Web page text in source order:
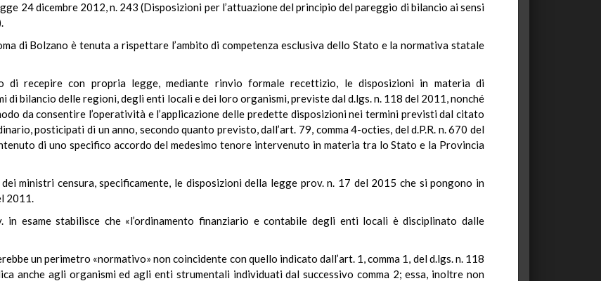
24 dicembre 2012, n. 243 (Disposizioni per l’attuazione del principio del pareggio di bilancio ai sensi
di Bolzano è tenuta a rispettare l’ambito di competenza esclusiva dello Stato e la normativa statale
di recepire con propria legge, mediante rinvio formale recettizio, le disposizioni in materia di
di bilancio delle regioni, degli enti locali e dei loro organismi, previste dal d.lgs. n. 118 del 2011, nonché
da consentire l’operatività e l’applicazione delle predette disposizioni nei termini previsti dal citato
posticipati di un anno, secondo quanto previsto, dall’art. 79, comma 4-octies, del d.P.R. n. 670 del
di uno specifico accordo del medesimo tenore intervenuto in materia tra lo Stato e la Provincia
ministri censura, specificamente, le disposizioni della legge prov. n. 17 del 2015 che si pongono in
2011.
in esame stabilisce che «l’ordinamento finanziario e contabile degli enti locali è disciplinato dalle
un perimetro «normativo» non coincidente con quello indicato dall’art. 1, comma 1, del d.lgs. n. 118
anche agli organismi ed agli enti strumentali individuati dal successivo comma 2; essa, inoltre non